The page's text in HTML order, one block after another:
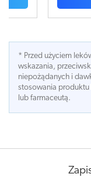
* Przed użyciem
wskazania,
niepożądanych i
stosowania produktu
lub farmaceutą.